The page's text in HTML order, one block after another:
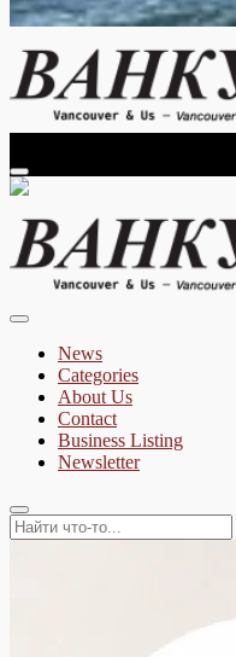
Vancouver & Us
News
Categories
About Us
Contact
Business Listing
Newsletter
Найти
что-